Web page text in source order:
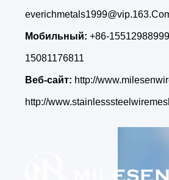
Мобильный: +86-
15081176811
Веб-сайт: http://
http://